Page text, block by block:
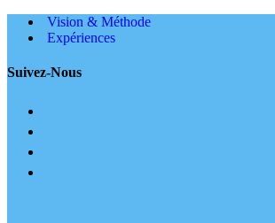
Vision & Méthode
Expériences
Suivez-Nous